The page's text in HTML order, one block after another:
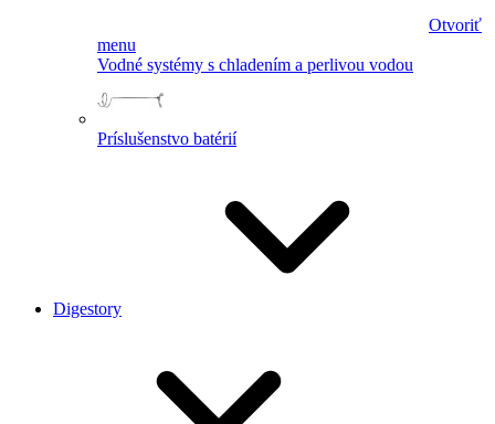
Otvoriť
menu
Vodné systémy s chladením a perlivou vodou
Príslušenstvo batérií
Digestory